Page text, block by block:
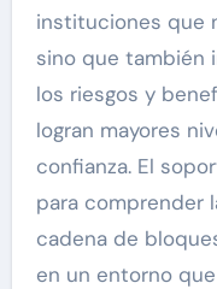
instituciones que
sino que también
los riesgos y
logran mayores
confianza. El
para comprender
cadena de
en un entorno